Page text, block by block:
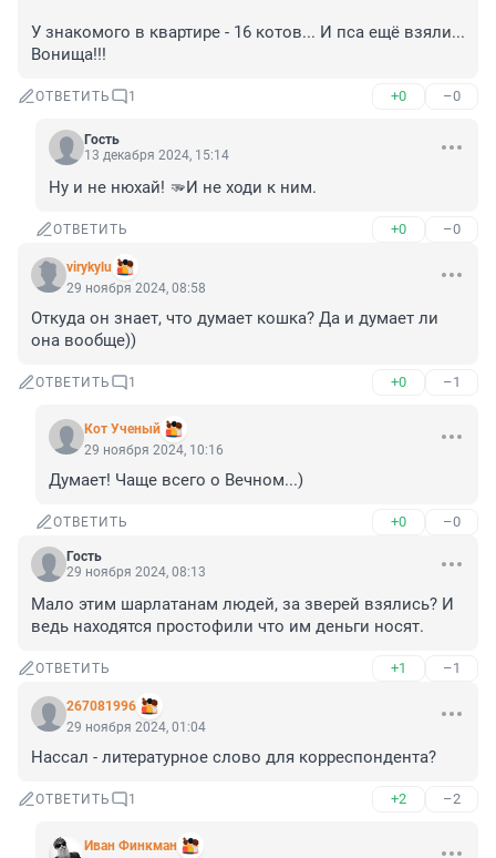
У знакомого в квартире - 16 котов... И пса ещё взяли...
Вонища!!!
ОТВЕТИТЬ 1 +0 –0
Гость
13 декабря 2024, 15:14
Ну и не нюхай! 🫳И не ходи к ним.
ОТВЕТИТЬ +0 –0
virykylu
29 ноября 2024, 08:58
Откуда он знает, что думает кошка? Да и думает ли
она вообще))
ОТВЕТИТЬ 1 +0 –1
Кот Ученый
29 ноября 2024, 10:16
Думает! Чаще всего о Вечном...)
ОТВЕТИТЬ +0 –0
Гость
29 ноября 2024, 08:13
Мало этим шарлатанам людей, за зверей взялись? И
ведь находятся простофили что им деньги носят.
ОТВЕТИТЬ +1 –1
267081996
29 ноября 2024, 01:04
Нассал - литературное слово для корреспондента?
ОТВЕТИТЬ 1 +2 –2
Иван Финкман